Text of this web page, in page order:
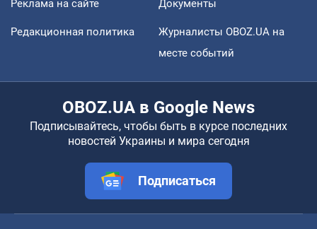
Реклама на сайте Документы
Редакционная политика
Журналисты OBOZ.UA на
месте событий
OBOZ.UA в Google News
Подписывайтесь, чтобы быть в курсе последних
новостей Украины и мира сегодня
Подписаться